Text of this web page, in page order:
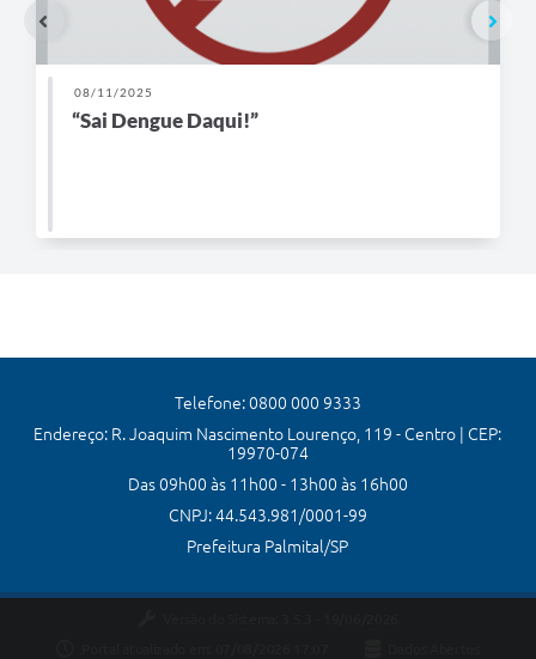
08/11/2025
“Sai Dengue Daqui!”
Telefone: 0800 000 9333
Endereço: R. Joaquim Nascimento Lourenço, 119 - Centro | CEP:
19970-074
Das 09h00 às 11h00 - 13h00 às 16h00
CNPJ: 44.543.981/0001-99
Prefeitura Palmital/SP